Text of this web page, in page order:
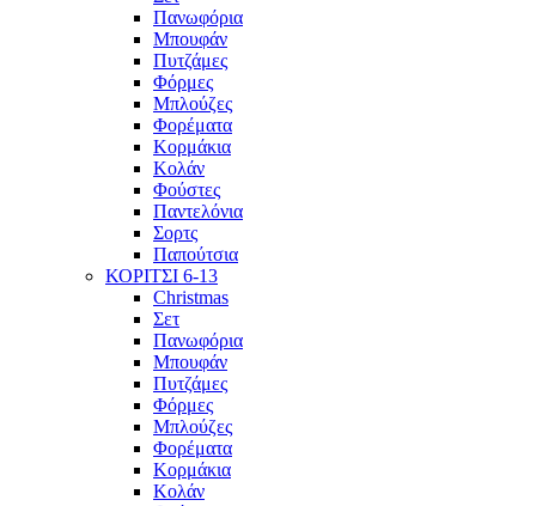
Πανωφόρια
Μπουφάν
Πυτζάμες
Φόρμες
Μπλούζες
Φορέματα
Κορμάκια
Κολάν
Φούστες
Παντελόνια
Σορτς
Παπούτσια
ΚΟΡΙΤΣΙ 6-13
Christmas
Σετ
Πανωφόρια
Μπουφάν
Πυτζάμες
Φόρμες
Μπλούζες
Φορέματα
Κορμάκια
Κολάν